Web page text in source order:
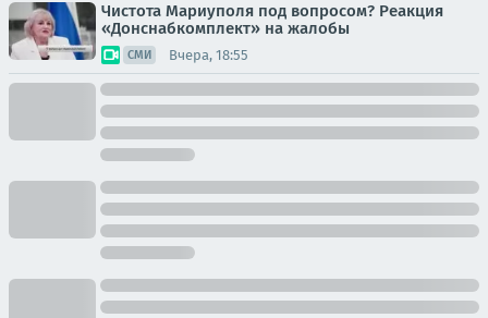
Чистота Мариуполя под вопросом? Реакция
«Донснабкомплект» на жалобы
СМИ Вчера, 18:55